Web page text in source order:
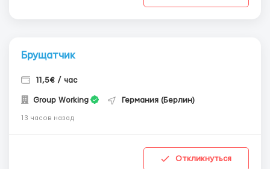
Брущатчик
11,5€ / час
Group Working Германия (Берлин)
13 часов назад
Откликнуться